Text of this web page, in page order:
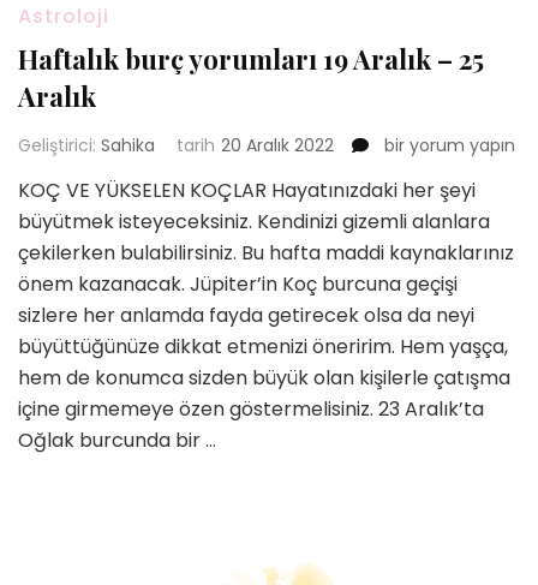
Astroloji
Haftalık burç yorumları 19 Aralık – 25
Aralık
Geliştirici: Sahika tarih 20 Aralık 2022
Haftalık
yorumları
19
Aralık
25
Aralık
için
bir yorum yapın
KOÇ VE YÜKSELEN KOÇLAR Hayatınızdaki her şeyi
büyütmek isteyeceksiniz. Kendinizi gizemli alanlara
çekilerken bulabilirsiniz. Bu hafta maddi kaynaklarınız
önem kazanacak. Jüpiter’in Koç burcuna geçişi
sizlere her anlamda fayda getirecek olsa da neyi
büyüttüğünüze dikkat etmenizi öneririm. Hem yaşça,
hem de konumca sizden büyük olan kişilerle çatışma
içine girmemeye özen göstermelisiniz. 23 Aralık’ta
Oğlak burcunda bir …